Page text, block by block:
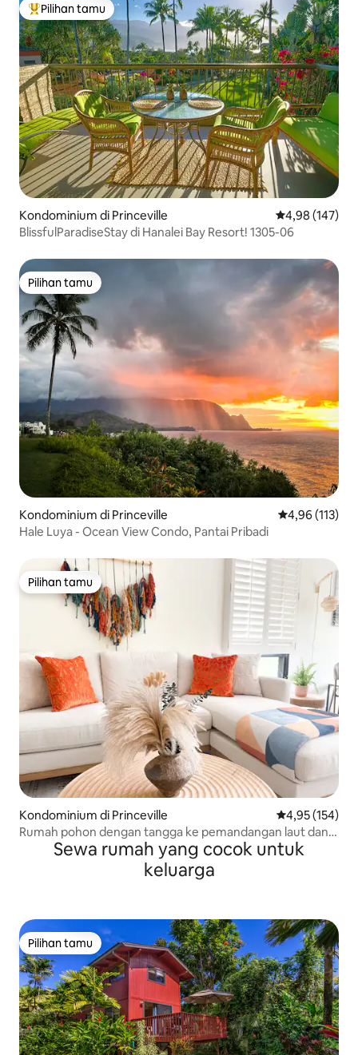
Pilihan tamu terpopuler
Pilihan tamu
Kondominium di Princeville Nilai rata-rata
4,98 (147)
BlissfulParadiseStay di Hanalei Bay Resort! 1305-06
Pilihan tamu
Pilihan tamu
Kondominium di Princeville Nilai rata-rata
4,96 (113)
Hale Luya - Ocean View Condo, Pantai Pribadi
Pilihan tamu
Pilihan tamu
Kondominium di Princeville Nilai rata-rata
4,95 (154)
Rumah pohon dengan tangga ke pemandangan laut dan
Sewa rumah yang cocok untuk
keluarga
Pilihan tamu
Pilihan tamu